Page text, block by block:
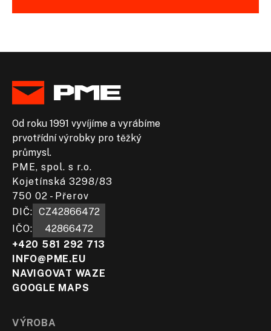
Od roku 1991 vyvíjíme a vyrábíme
prvotřídní výrobky pro těžký
průmysl.
PME, spol. s r.o.
Kojetínská 3298/83
750 02 - Přerov
DIČ:​ CZ42866472
IČO:
42866472
+420 581 292 713
INFO@PME.EU
NAVIGOVAT WAZE
GOOGLE MAPS
VÝROBA